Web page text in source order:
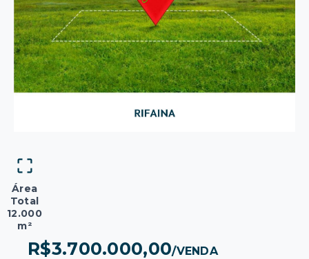
Área
Total
12.000
m²
R$3.700.000,00/VENDA